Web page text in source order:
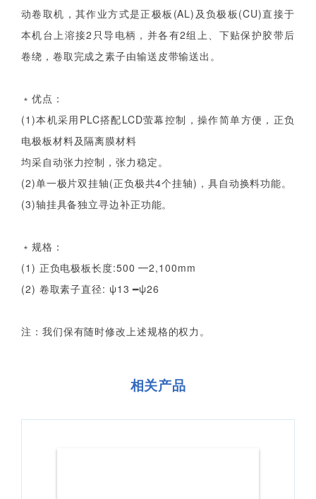
动卷取机，其作业方式是正极板(AL)及负极板(CU)直接于
本机台上溶接2只导电柄，并各有2组上、下贴保护胶带后
卷绕，卷取完成之素子由输送皮带输送出。
﹡优点：
(1)本机采用PLC搭配LCD萤幕控制，操作简单方便，正负
电极板材料及隔离膜材料
均采自动张力控制，张力稳定。
(2)单一极片双挂轴(正负极共4个挂轴)，具自动换料功能。
(3)轴挂具备独立寻边补正功能。
﹡规格：
(1) 正负电极板长度:500 ━2,100mm
(2) 卷取素子直径: ψ13 ━ψ26
注：我们保有随时修改上述规格的权力。
相关产品